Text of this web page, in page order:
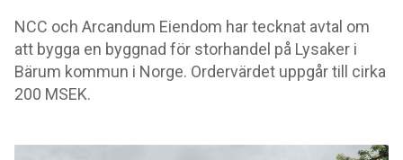
NCC och Arcandum Eiendom har tecknat avtal om
att bygga en byggnad för storhandel på Lysaker i
Bärum kommun i Norge. Ordervärdet uppgår till cirka
200 MSEK.